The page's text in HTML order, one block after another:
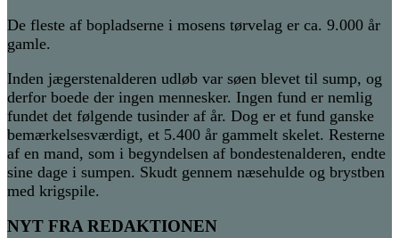
De fleste af bopladserne i mosens tørvelag er ca. 9.000 år
gamle.
Inden jægerstenalderen udløb var søen blevet til sump, og
derfor boede der ingen mennesker. Ingen fund er nemlig
fundet det følgende tusinder af år. Dog er et fund ganske
bemærkelsesværdigt, et 5.400 år gammelt skelet. Resterne
af en mand, som i begyndelsen af bondestenalderen, endte
sine dage i sumpen. Skudt gennem næsehulde og brystben
med krigspile.
NYT FRA REDAKTIONEN